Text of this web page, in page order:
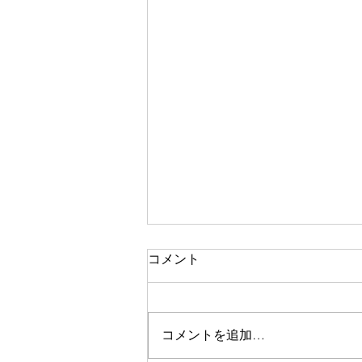
Twitter（ツイッター）
コメント
コメントを追加…